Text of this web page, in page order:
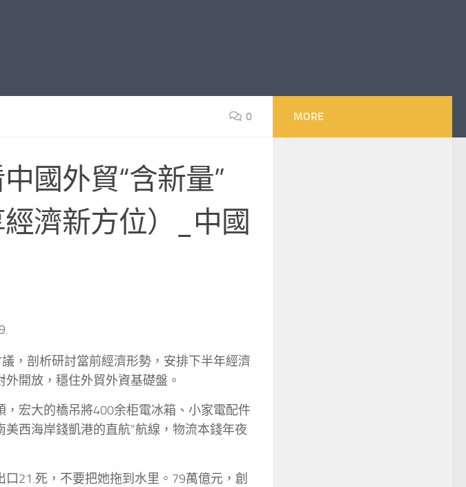
0
國外貿“含新量”
經濟新方位）_中國
，剖析研討當前經濟形勢，安排下半年經濟
開放，穩住外貿外資基礎盤。
宏大的橋吊將400余柜電冰箱、小家電配件
西海岸錢凱港的直航”航線，物流本錢年夜
21.死，不要把她拖到水里。79萬億元，創
MORE